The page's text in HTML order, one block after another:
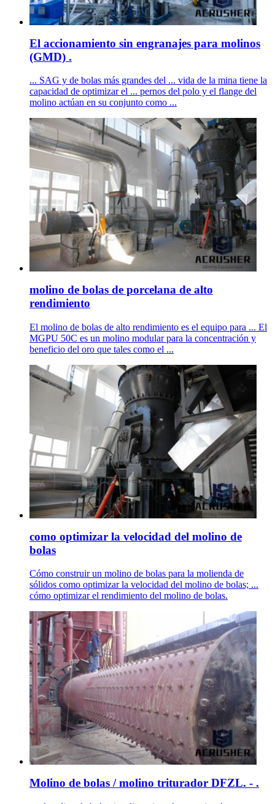
El accionamiento sin engranajes para molinos
(GMD) .
... SAG y de bolas más grandes del ... vida de la mina tiene la
capacidad de optimizar el ... pernos del polo y el flange del
molino actúan en su conjunto como ...
molino de bolas de porcelana de alto
rendimiento
El molino de bolas de alto rendimiento es el equipo para ... El
MGPU 50C es un molino modular para la concentración y
beneficio del oro que tales como el ...
como optimizar la velocidad del molino de
bolas
Cómo construir un molino de bolas para la molienda de
sólidos como optimizar la velocidad del molino de bolas; ...
cómo optimizar el rendimiento del molino de bolas.
Molino de bolas / molino triturador DFZL. - .